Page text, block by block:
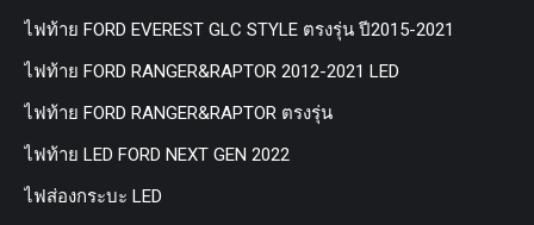
ไฟท้าย FORD EVEREST GLC STYLE ตรงรุ่น ปี2015-2021
ไฟท้าย FORD RANGER&RAPTOR 2012-2021 LED
ไฟท้าย FORD RANGER&RAPTOR ตรงรุ่น
ไฟท้าย LED FORD NEXT GEN 2022
ไฟส่องกระบะ LED